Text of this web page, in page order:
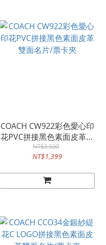
COACH CW922彩色愛心印
花PVC拼接黑色素面皮革雙
面名片/票卡夾
NT$3,500
NT$1,399